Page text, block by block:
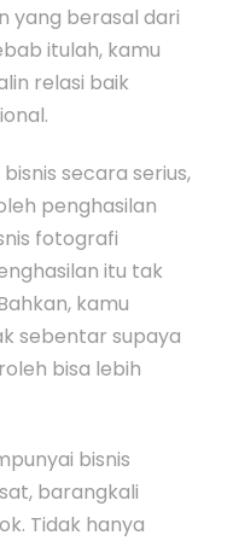
yang berasal dari
itulah, kamu
relasi baik
secara serius,
penghasilan
fotografi
itu tak
kamu
sebentar supaya
bisa lebih
bisnis
barangkali
Tidak hanya